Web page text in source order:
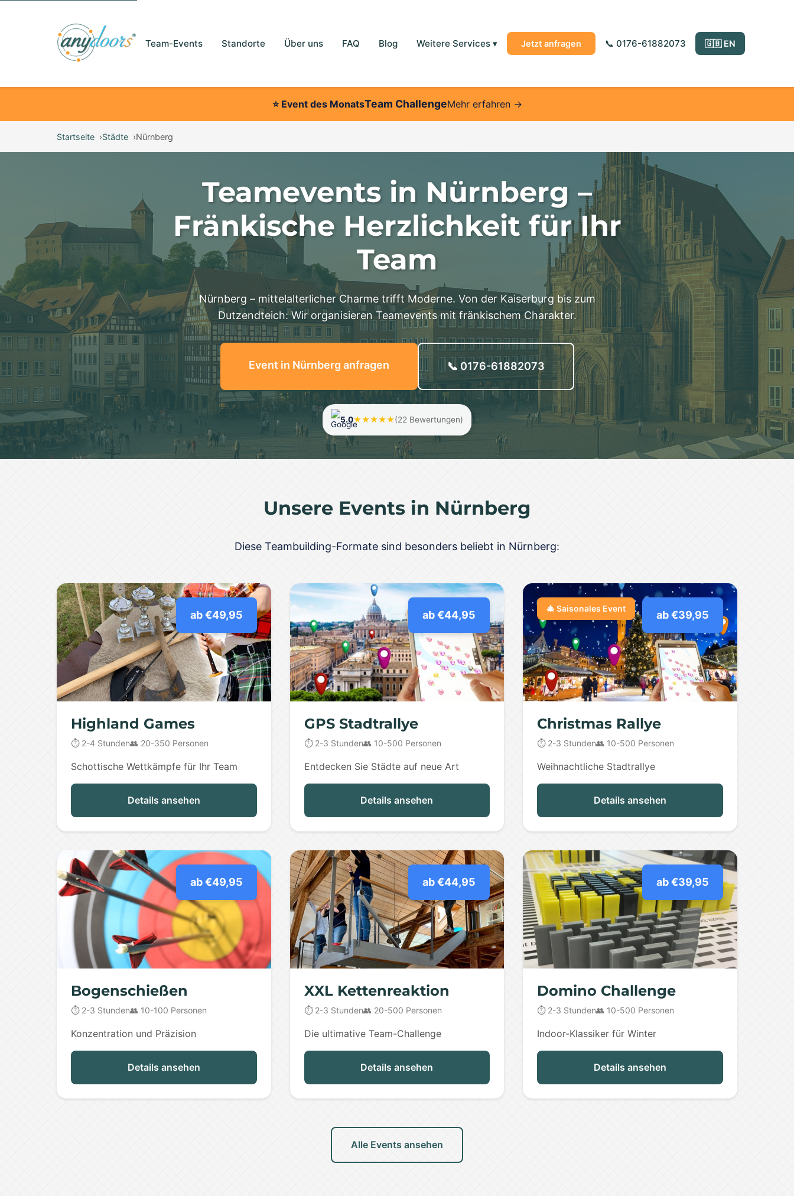
Team-Events Standorte Über uns FAQ Blog Weitere Services ▾ Jetzt anfragen 📞 0176-61882073 🇬🇧 EN
⭐ Event des MonatsTeam ChallengeMehr erfahren →
Startseite Städte Nürnberg
Teamevents in Nürnberg –
Fränkische Herzlichkeit für Ihr
Team
Nürnberg – mittelalterlicher Charme trifft Moderne. Von der Kaiserburg bis zum
Dutzendteich: Wir organisieren Teamevents mit fränkischem Charakter.
Event in Nürnberg anfragen 📞 0176-61882073
5.0★★★★★(22 Bewertungen)
Unsere Events in Nürnberg
Diese Teambuilding-Formate sind besonders beliebt in Nürnberg:
ab €49,95
Highland Games
⏱️ 2-4 Stunden👥 20-350 Personen
Schottische Wettkämpfe für Ihr Team
Details ansehen
ab €44,95
GPS Stadtrallye
⏱️ 2-3 Stunden👥 10-500 Personen
Entdecken Sie Städte auf neue Art
Details ansehen
🎄 Saisonales Event
ab €39,95
Christmas Rallye
⏱️ 2-3 Stunden👥 10-500 Personen
Weihnachtliche Stadtrallye
Details ansehen
ab €49,95
Bogenschießen
⏱️ 2-3 Stunden👥 10-100 Personen
Konzentration und Präzision
Details ansehen
ab €44,95
XXL Kettenreaktion
⏱️ 2-3 Stunden👥 20-500 Personen
Die ultimative Team-Challenge
Details ansehen
ab €39,95
Domino Challenge
⏱️ 2-3 Stunden👥 10-500 Personen
Indoor-Klassiker für Winter
Details ansehen
Alle Events ansehen